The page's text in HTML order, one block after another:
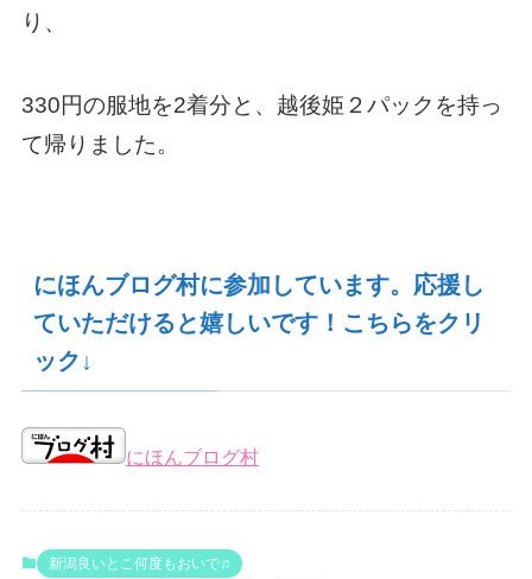
り、
330円の服地を2着分と、越後姫２パックを持っ
て帰りました。
にほんブログ村に参加しています。応援し
ていただけると嬉しいです！こちらをクリ
ック↓
にほんブログ村
新潟良いとこ何度もおいで♫